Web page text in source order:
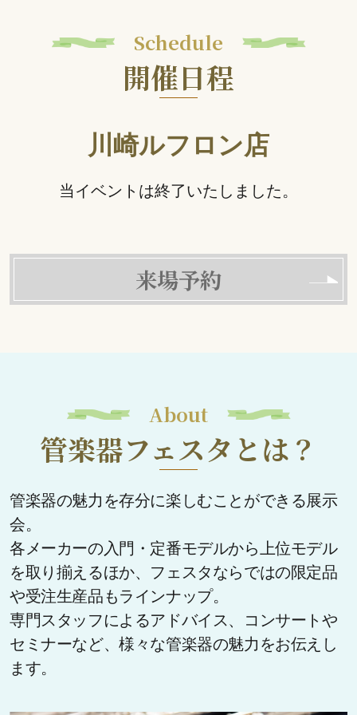
Schedule
開催日程
川崎ルフロン店
当イベントは終了いたしました。
来場予約
About
管楽器フェスタとは？
管楽器の魅力を存分に楽しむことができる展示
会。
各メーカーの入門・定番モデルから上位モデル
を取り揃えるほか、フェスタならではの限定品
や受注生産品もラインナップ。
専門スタッフによるアドバイス、コンサートや
セミナーなど、様々な管楽器の魅力をお伝えし
ます。